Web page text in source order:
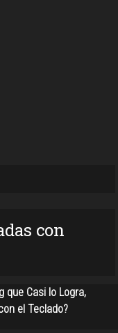
con
que Casi lo Logra,
el Teclado?